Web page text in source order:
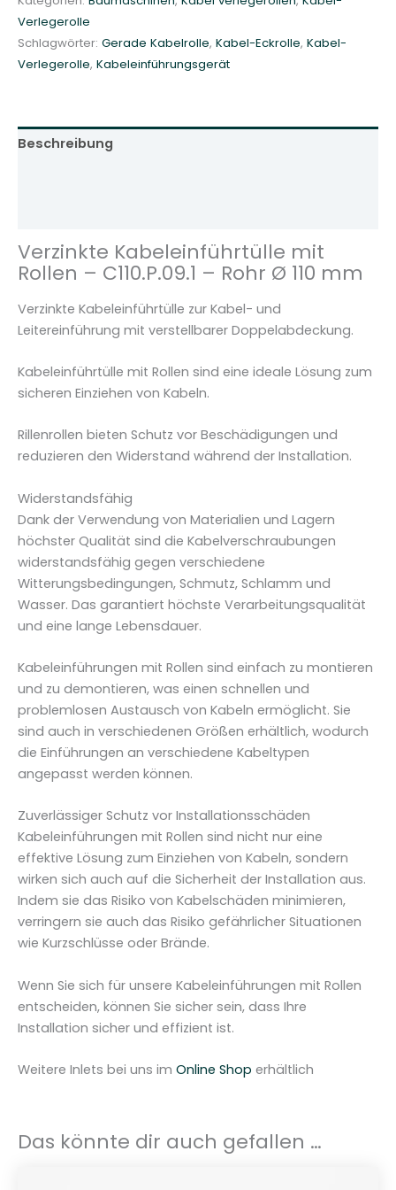
t
ü
l
m
i
u
t
z
r
l
n
f
r
R
o
h
r
Ø
1
0
m
m
–
C
1
0
.
P
.
0
9
.
M
e
n
e
Verlegerolle
Schlagwörter: Gerade Kabelrolle, Kabel-Eckrolle, Kabel-
Verlegerolle, Kabeleinführungsgerät
Beschreibung
Verzinkte Kabeleinführtülle mit
Rollen – C110.P.09.1 – Rohr Ø 110 mm
Verzinkte Kabeleinführtülle zur Kabel- und
Leitereinführung mit verstellbarer Doppelabdeckung.
Kabeleinführtülle mit Rollen sind eine ideale Lösung zum
sicheren Einziehen von Kabeln.
Rillenrollen bieten Schutz vor Beschädigungen und
reduzieren den Widerstand während der Installation.
Widerstandsfähig
Dank der Verwendung von Materialien und Lagern
höchster Qualität sind die Kabelverschraubungen
widerstandsfähig gegen verschiedene
Witterungsbedingungen, Schmutz, Schlamm und
Wasser. Das garantiert höchste Verarbeitungsqualität
und eine lange Lebensdauer.
Kabeleinführungen mit Rollen sind einfach zu montieren
und zu demontieren, was einen schnellen und
problemlosen Austausch von Kabeln ermöglicht. Sie
sind auch in verschiedenen Größen erhältlich, wodurch
die Einführungen an verschiedene Kabeltypen
angepasst werden können.
Zuverlässiger Schutz vor Installationsschäden
Kabeleinführungen mit Rollen sind nicht nur eine
effektive Lösung zum Einziehen von Kabeln, sondern
wirken sich auch auf die Sicherheit der Installation aus.
Indem sie das Risiko von Kabelschäden minimieren,
verringern sie auch das Risiko gefährlicher Situationen
wie Kurzschlüsse oder Brände.
Wenn Sie sich für unsere Kabeleinführungen mit Rollen
entscheiden, können Sie sicher sein, dass Ihre
Installation sicher und effizient ist.
Weitere Inlets bei uns im Online Shop erhältlich
Das könnte dir auch gefallen …